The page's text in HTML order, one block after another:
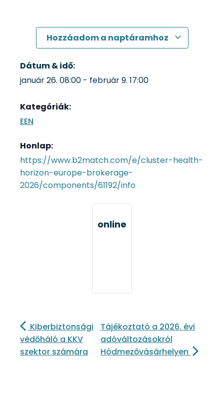
Hozzáadom a naptáramhoz
Dátum & idő:
január 26. 08:00 - február 9. 17:00
Kategóriák:
EEN
Honlap:
https://www.b2match.com/e/cluster-health-
horizon-europe-brokerage-
2026/components/61192/info
online
Kiberbiztonsági
védőháló a KKV
szektor számára
Tájékoztató a 2026. évi
adóváltozásokról
Hódmezővásárhelyen